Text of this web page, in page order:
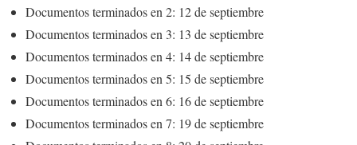
Documentos terminados en 2: 12 de septiembre
Documentos terminados en 3: 13 de septiembre
Documentos terminados en 4: 14 de septiembre
Documentos terminados en 5: 15 de septiembre
Documentos terminados en 6: 16 de septiembre
Documentos terminados en 7: 19 de septiembre